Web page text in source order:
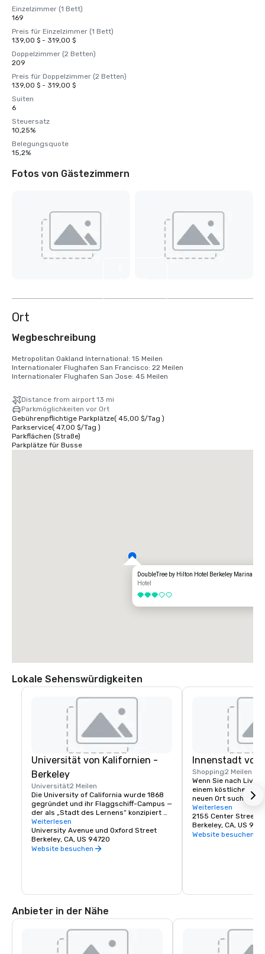
Einzelzimmer (1 Bett)
169
Preis für Einzelzimmer (1 Bett)
139,00 $ - 319,00 $
Doppelzimmer (2 Betten)
209
Preis für Doppelzimmer (2 Betten)
139,00 $ - 319,00 $
Suiten
6
Steuersatz
10,25%
Belegungsquote
15,2%
Fotos von Gästezimmern
Ort
Wegbeschreibung
Metropolitan Oakland International: 15 Meilen
Internationaler Flughafen San Francisco: 22 Meilen
Internationaler Flughafen San Jose: 45 Meilen
Distance from airport 13 mi
Parkmöglichkeiten vor Ort
Gebührenpflichtige Parkplätze( 45,00 $/Tag )
Parkservice( 47,00 $/Tag )
Parkflächen (Straße)
Parkplätze für Busse
DoubleTree by Hilton Hotel Berkeley Marina
Hotel
3 von 5
Lokale Sehenswürdigkeiten
Universität von Kalifornien -
Berkeley
Universität2 Meilen
Die University of California wurde 1868
gegründet und ihr Flaggschiff-Campus —
der als „Stadt des Lernens“ konzipiert
war — wurde in Berkeley an der San
Francisco Bay gegründet. Heute ist die
UC Berkeley die weltweit führende
öffentliche Universität und eine Quelle für
Weiterlesen
University Avenue und Oxford Street
Berkeley, CA, US 94720
Website besuchen
Innenstadt von
Shopping2 Meilen
Wenn Sie nach Live-
einem köstlichen
neuen Ort suchen,
beobachten können,
Innenstadt von
eine Stadt mit
großartigen
Weiterlesen
2155 Center Street
Berkeley, CA, US
Website besuchen
Anbieter in der Nähe